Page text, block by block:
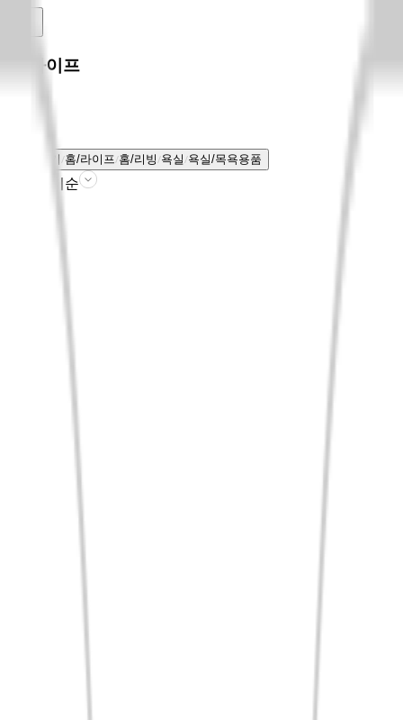
홈/라이프
전체보기 홈/라이프 홈/리빙 욕실 욕실/목욕용품
판매인기순